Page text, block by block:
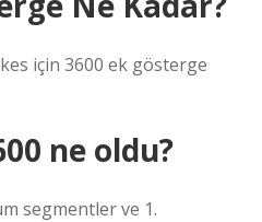
için 3600 ek gösterge
ne oldu?
segmentler ve 1.